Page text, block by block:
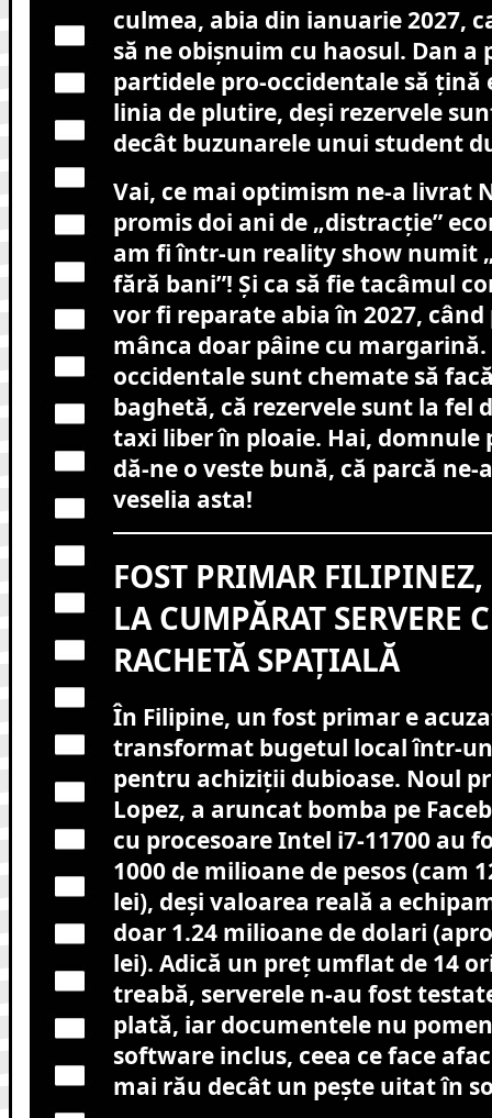
culmea, abia din ianuarie 2027,
să ne obișnuim cu haosul. Dan a
partidele pro-occidentale să țină
linia de plutire, deși rezervele
decât buzunarele unui student
Vai, ce mai optimism ne-a livrat
promis doi ani de „distracție”
am fi într-un reality show numit
fără bani”! Și ca să fie tacâmul
vor fi reparate abia în 2027,
mânca doar pâine cu
occidentale sunt chemate să
baghetă, că rezervele sunt la fel
taxi liber în ploaie. Hai, domnule
dă-ne o veste bună, că parcă
veselia asta!
FOST PRIMAR
LA CUMPĂRAT SERVERE
RACHETĂ SPAȚIALĂ
În Filipine, un fost primar e
transformat bugetul local într-
pentru achiziții dubioase. Noul
Lopez, a aruncat bomba pe
cu procesoare Intel i7-11700 au
1000 de milioane de pesos (cam
lei), deși valoarea reală a
doar 1.24 milioane de dolari
lei). Adică un preț umflat de 14
treabă, serverele n-au fost
plată, iar documentele nu
software inclus, ceea ce face
mai rău decât un pește uitat în